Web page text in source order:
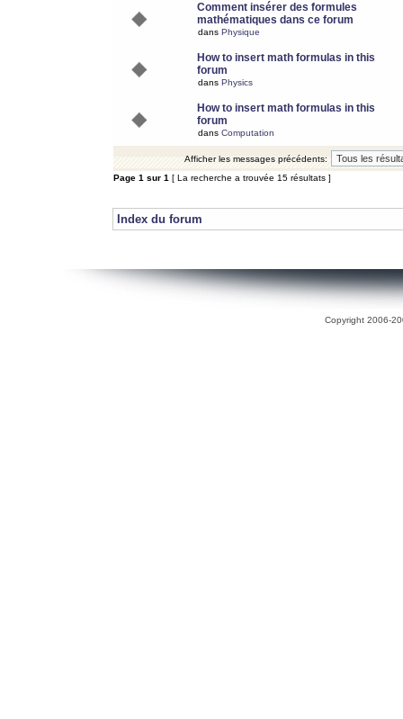
Comment insérer des formules
mathématiques dans ce forum
dans Physique
How to insert math formulas in this
forum
dans Physics
How to insert math formulas in this
forum
dans Computation
Afficher les messages précédents:
Page 1 sur 1 [ La recherche a trouvée 15 résultats ]
Index du forum
Copyright 2006-